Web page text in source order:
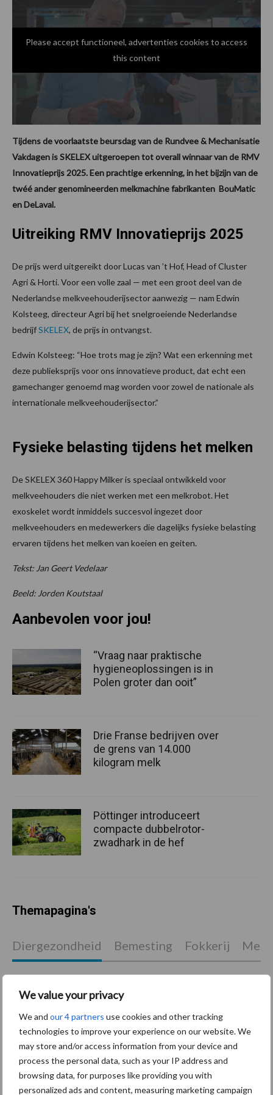
We value your privacy
We and our 4 partners use cookies and other tracking
technologies to improve your experience on our website. We
may store and/or access information from your device and
process the personal data, such as your IP address and
browsing data, for purposes like providing you with
personalized ads and content, measuring marketing campaign
Please accept functioneel, advertenties cookies to access
this content
Tijdens de voorlaatste beursdag van de Rundvee & Mechanisatie
Vakdagen is SKELEX uitgeroepen tot overall winnaar van de RMV
Innovatieprijs 2025. Een prachtige erkenning, in het bijzijn van de
twéé ander genomineerden melkmachine fabrikanten BouMatic
en DeLaval.
Uitreiking RMV Innovatieprijs 2025
De prijs werd uitgereikt door Lucas van ’t Hof, Head of Cluster
Agri & Horti. Voor een volle zaal — met een groot deel van de
Nederlandse melkveehouderijsector aanwezig — nam Edwin
Kolsteeg, directeur Agri bij het snelgroeiende Nederlandse
bedrijfSKELEX, de prijs in ontvangst.
Edwin Kolsteeg: “Hoe trots mag je zijn? Wat een erkenning met
deze publieksprijs voor ons innovatieve product, dat echt een
gamechanger genoemd mag worden voor zowel de nationale als
internationale melkveehouderijsector.”
Fysieke belasting tijdens het melken
De SKELEX 360 Happy Milker is speciaal ontwikkeld voor
melkveehouders die niet werken met een melkrobot. Het
exoskelet wordt inmiddels succesvol ingezet door
melkveehouders en medewerkers die dagelijks fysieke belasting
ervaren tijdens het melken van koeien en geiten.
Tekst: Jan Geert Vedelaar
Beeld: Jorden Koutstaal
Aanbevolen voor jou!
“Vraag naar praktische
hygieneoplossingen is in
Polen groter dan ooit”
Drie Franse bedrijven over
de grens van 14.000
kilogram melk
Pöttinger introduceert
compacte dubbelrotor-
zwadhark in de hef
Themapagina's
Diergezondheid Bemesting Fokkerij
Mastitis Hittestress